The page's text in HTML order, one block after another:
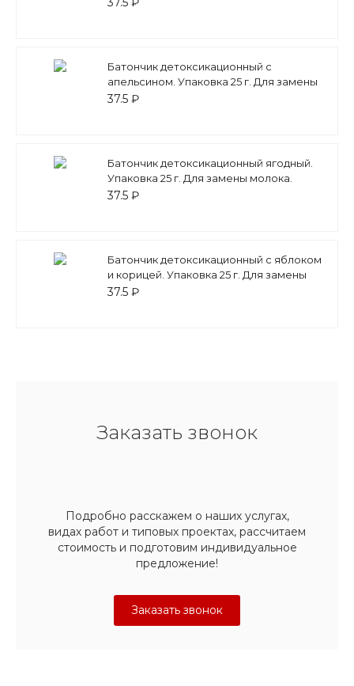
Батончик детоксикационный с
апельсином. Упаковка 25 г. Для замены
молока. (уп.30 шт/180 шт.)
37.5 ₽
Батончик детоксикационный ягодный.
Упаковка 25 г. Для замены молока.
(уп.30шт/180 шт.)
37.5 ₽
Батончик детоксикационный с яблоком
и корицей. Упаковка 25 г. Для замены
молока. (уп.30шт/180 шт.)
37.5 ₽
Заказать звонок
Подробно расскажем о наших услугах,
видах работ и типовых проектах, рассчитаем
стоимость и подготовим индивидуальное
предложение!
Заказать звонок